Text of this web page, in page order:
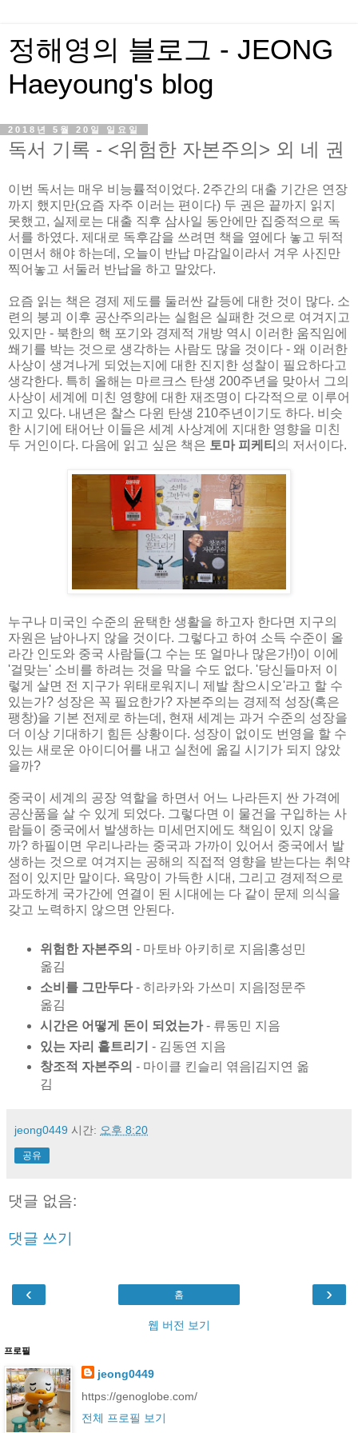
정해영의 블로그 - JEONG
Haeyoung's blog
2018년 5월 20일 일요일
독서 기록 - <위험한 자본주의> 외 네 권
이번 독서는 매우 비능률적이었다. 2주간의 대출 기간은 연장
까지 했지만(요즘 자주 이러는 편이다) 두 권은 끝까지 읽지
못했고, 실제로는 대출 직후 삼사일 동안에만 집중적으로 독
서를 하였다. 제대로 독후감을 쓰려면 책을 옆에다 놓고 뒤적
이면서 해야 하는데, 오늘이 반납 마감일이라서 겨우 사진만
찍어놓고 서둘러 반납을 하고 말았다.
요즘 읽는 책은 경제 제도를 둘러싼 갈등에 대한 것이 많다. 소
련의 붕괴 이후 공산주의라는 실험은 실패한 것으로 여겨지고
있지만 - 북한의 핵 포기와 경제적 개방 역시 이러한 움직임에
쐐기를 박는 것으로 생각하는 사람도 많을 것이다 - 왜 이러한
사상이 생겨나게 되었는지에 대한 진지한 성찰이 필요하다고
생각한다. 특히 올해는 마르크스 탄생 200주년을 맞아서 그의
사상이 세계에 미친 영향에 대한 재조명이 다각적으로 이루어
지고 있다. 내년은 찰스 다윈 탄생 210주년이기도 하다. 비슷
한 시기에 태어난 이들은 세계 사상계에 지대한 영향을 미친
두 거인이다. 다음에 읽고 싶은 책은 토마 피케티 의 저서이다.
누구나 미국인 수준의 윤택한 생활을 하고자 한다면 지구의
자원은 남아나지 않을 것이다. 그렇다고 하여 소득 수준이 올
라간 인도와 중국 사람들(그 수는 또 얼마나 많은가!)이 이에
'걸맞는' 소비를 하려는 것을 막을 수도 없다. '당신들마저 이
렇게 살면 전 지구가 위태로워지니 제발 참으시오'라고 할 수
있는가? 성장은 꼭 필요한가? 자본주의는 경제적 성장(혹은
팽창)을 기본 전제로 하는데, 현재 세계는 과거 수준의 성장을
더 이상 기대하기 힘든 상황이다. 성장이 없이도 번영을 할 수
있는 새로운 아이디어를 내고 실천에 옮길 시기가 되지 않았
을까?
중국이 세계의 공장 역할을 하면서 어느 나라든지 싼 가격에
공산품을 살 수 있게 되었다. 그렇다면 이 물건을 구입하는 사
람들이 중국에서 발생하는 미세먼지에도 책임이 있지 않을
까? 하필이면 우리나라는 중국과 가까이 있어서 중국에서 발
생하는 것으로 여겨지는 공해의 직접적 영향을 받는다는 취약
점이 있지만 말이다. 욕망이 가득한 시대, 그리고 경제적으로
과도하게 국가간에 연결이 된 시대에는 다 같이 문제 의식을
갖고 노력하지 않으면 안된다.
위험한 자본주의 - 마토바 아키히로 지음|홍성민
옮김
소비를 그만두다- 히라카와 가쓰미 지음|정문주
옮김
시간은 어떻게 돈이 되었는가- 류동민 지음
있는 자리 흩트리기 - 김동연 지음
창조적 자본주의 - 마이클 킨슬리 엮음|김지연 옮
김
jeong0449 시간: 오후 8:20
공유
댓글 없음:
댓글 쓰기
‹ ›
홈
웹 버전 보기
프로필
jeong0449
https://genoglobe.com/
전체 프로필 보기